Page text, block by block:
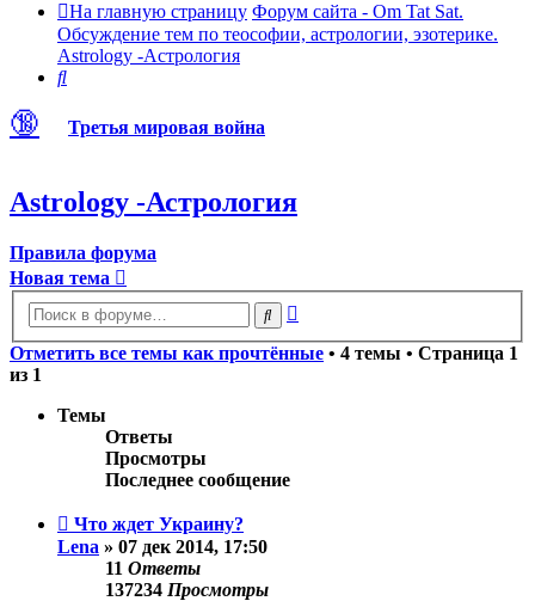
На главную страницу Форум сайта - Om Tat Sat.
Обсуждение тем по теософии, астрологии, эзотерике.
Astrology -Астрология
Поиск
🔞 Третья мировая война
Astrology -Астрология
Правила форума
Новая тема
Поиск
Отметить все темы как прочтённые • 4 темы • Страница 1
из 1
Темы
Ответы
Просмотры
Последнее сообщение
Что ждет Украину?
Lena » 07 дек 2014, 17:50
11 Ответы
137234 Просмотры